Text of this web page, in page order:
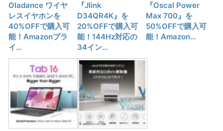
Oladance ワイヤ
レスイヤホンを
40%OFFで購入可
能！Amazonプラ
イ…
『Jlink
D34QR4K』を
20%OFFで購入可
能！144Hz対応の
34イン…
『Oscal Power
Max 700』を
50%OFFで購入可
能！Amazon…